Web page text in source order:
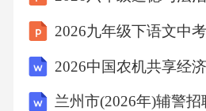
事故，提高出行效率，保障
全，营造有序、安全的交通
你感觉到权利和义务有何关
权利与义务的关系？（1）
2026九年级下语文中